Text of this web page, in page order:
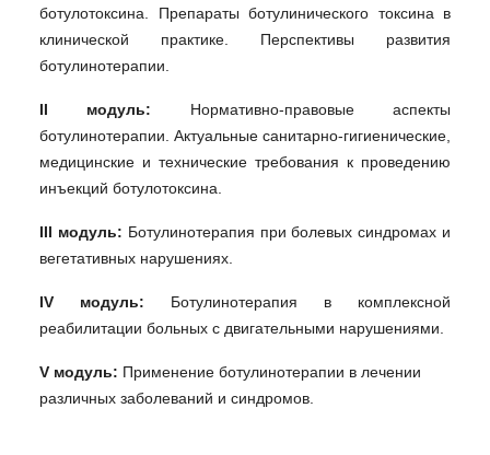
ботулотоксина. Препараты ботулинического токсина в
клинической практике. Перспективы развития
ботулинотерапии.
II модуль: Нормативно-правовые аспекты
ботулинотерапии. Актуальные санитарно-гигиенические,
медицинские и технические требования к проведению
инъекций ботулотоксина.
III модуль: Ботулинотерапия при болевых синдромах и
вегетативных нарушениях.
IV модуль: Ботулинотерапия в комплексной
реабилитации больных с двигательными нарушениями.
V модуль: Применение ботулинотерапии в лечении
различных заболеваний и синдромов.